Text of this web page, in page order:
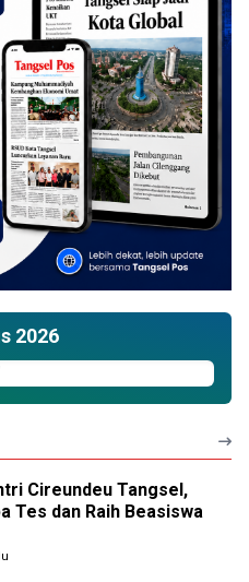
2026
Cireundeu Tangsel,
Tes dan Raih Beasiswa